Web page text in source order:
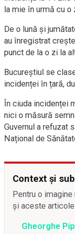
la mie în urmă cu o
De o lună și
au înregistrat
punct de la o zi la
Bucureștiul se
incidenței în țară,
În ciuda incidenței
nici o măsură
Guvernul a refuzat
Național de
Context și
Pentru o
și aceste
Gheorghe